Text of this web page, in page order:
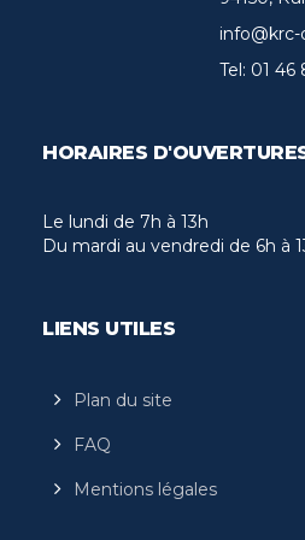
Tel: 01 46
HORAIRES
Le lundi de 7h à 13h
Du mardi au vendredi de 6h à
LIENS UTILES
Plan du site
FAQ
Mentions légales